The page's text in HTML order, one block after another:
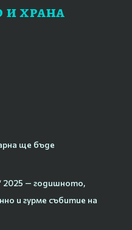
и храна
ще бъде
2025 — годишното,
и гурме събитие на